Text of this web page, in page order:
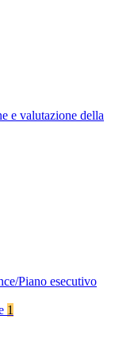
e valutazione della
Piano esecutivo
1